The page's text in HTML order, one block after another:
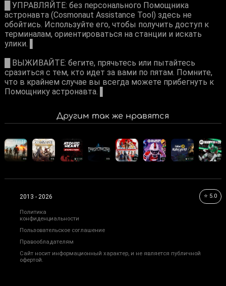
█ УПРАВЛЯЙТЕ: без персонального Помощника
астронавта (Cosmonaut Assistance Tool) здесь не
обойтись. Используйте его, чтобы получить доступ к
терминалам, ориентироваться на станции и искать
улики. ▌
█ ВЫЖИВАЙТЕ: бегите, прячьтесь или пытайтесь
сразиться с тем, кто идет за вами по пятам. Помните,
что в крайнем случае вы всегда можете прибегнуть к
Помощнику астронавта. ▌
Другим так же нравятся
2013 - 2026 ⭐ 5.0
Политика
конфиденциальности
Пользовательское соглашение
Правообладателям
Сайт носит информационный характер, и не является публичной
офертой.